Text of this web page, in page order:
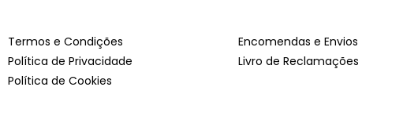
Termos e Condições
Política de Privacidade
Política de Cookies
Encomendas e Envios
Livro de Reclamações